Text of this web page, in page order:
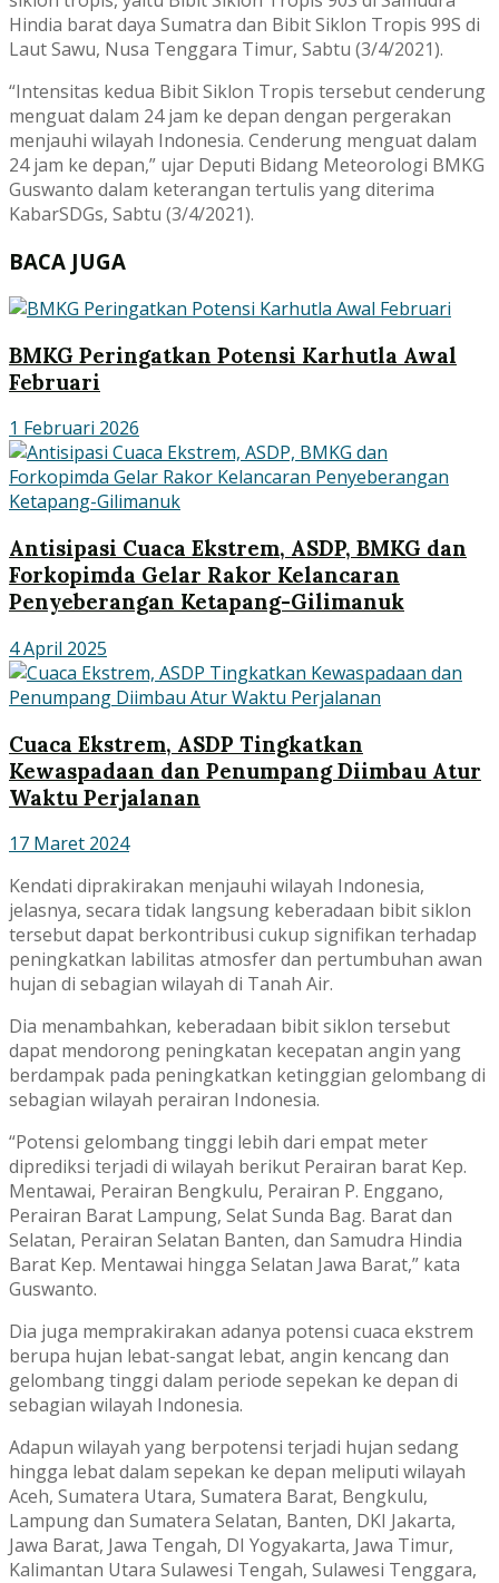
Hindia barat daya Sumatra dan Bibit Siklon Tropis 99S di
Laut Sawu, Nusa Tenggara Timur, Sabtu (3/4/2021).
“Intensitas kedua Bibit Siklon Tropis tersebut cenderung
menguat dalam 24 jam ke depan dengan pergerakan
menjauhi wilayah Indonesia. Cenderung menguat dalam
24 jam ke depan,” ujar Deputi Bidang Meteorologi BMKG
Guswanto dalam keterangan tertulis yang diterima
KabarSDGs, Sabtu (3/4/2021).
BACA JUGA
BMKG Peringatkan Potensi Karhutla Awal
Februari
1 Februari 2026
Antisipasi Cuaca Ekstrem, ASDP, BMKG dan
Forkopimda Gelar Rakor Kelancaran
Penyeberangan Ketapang-Gilimanuk
4 April 2025
Cuaca Ekstrem, ASDP Tingkatkan
Kewaspadaan dan Penumpang Diimbau Atur
Waktu Perjalanan
17 Maret 2024
Kendati diprakirakan menjauhi wilayah Indonesia,
jelasnya, secara tidak langsung keberadaan bibit siklon
tersebut dapat berkontribusi cukup signifikan terhadap
peningkatkan labilitas atmosfer dan pertumbuhan awan
hujan di sebagian wilayah di Tanah Air.
Dia menambahkan, keberadaan bibit siklon tersebut
dapat mendorong peningkatan kecepatan angin yang
berdampak pada peningkatkan ketinggian gelombang di
sebagian wilayah perairan Indonesia.
“Potensi gelombang tinggi lebih dari empat meter
diprediksi terjadi di wilayah berikut Perairan barat Kep.
Mentawai, Perairan Bengkulu, Perairan P. Enggano,
Perairan Barat Lampung, Selat Sunda Bag. Barat dan
Selatan, Perairan Selatan Banten, dan Samudra Hindia
Barat Kep. Mentawai hingga Selatan Jawa Barat,” kata
Guswanto.
Dia juga memprakirakan adanya potensi cuaca ekstrem
berupa hujan lebat-sangat lebat, angin kencang dan
gelombang tinggi dalam periode sepekan ke depan di
sebagian wilayah Indonesia.
Adapun wilayah yang berpotensi terjadi hujan sedang
hingga lebat dalam sepekan ke depan meliputi wilayah
Aceh, Sumatera Utara, Sumatera Barat, Bengkulu,
Lampung dan Sumatera Selatan, Banten, DKI Jakarta,
Jawa Barat, Jawa Tengah, DI Yogyakarta, Jawa Timur,
Kalimantan Utara Sulawesi Tengah, Sulawesi Tenggara,